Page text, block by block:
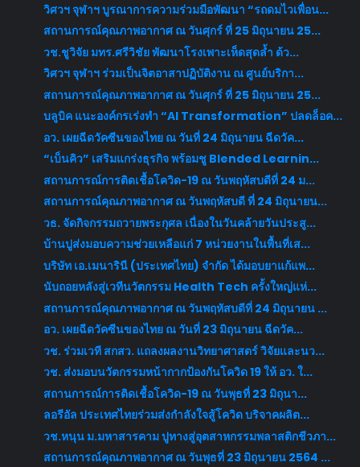
วิศวฯ จุฬาฯ บูรณาการความร่วมมือพัฒนา “รถดมไวเพื่อน...
สถานการณ์คุณภาพอากาศ ณ วันศุกร์ ที่ 25 มิถุนายน 25...
วช.ชูวิจัย มทร.ศรีวิชัย พัฒนาโรงเพาะเห็ดสุดล้ำ ด้ว...
วิศวฯ จุฬาฯ ร่วมเป็นจิตอาสาปฏิบัติงาน ณ ศูนย์บริกา...
สถานการณ์คุณภาพอากาศ ณ วันศุกร์ ที่ 25 มิถุนายน 25...
บลูบิค แนะองค์กรเร่งทำ “AI Transformation” ปลดล็อค...
อว. เผยฉีดวัคซีนของไทย ณ วันที่ 24 มิถุนายน ฉีดวัค...
“เบ็นคิว” เสริมแกร่งธุรกิจ พร้อมชู Blended Learnin...
สถานการณ์การติดเชื้อโควิด-19 ณ วันพฤหัสบดีที่ 24 ม...
สถานการณ์คุณภาพอากาศ ณ วันพฤหัสบดี ที่ 24 มิถุนายน...
วธ. จัดกิจกรรมถวายพระกุศล เนื่องในวันคล้ายวันประสู...
บ้านปูส่งมอบความช่วยเหลือแก่ 7 หน่วยงานในพื้นที่เส...
บริษัท เอ.เมนารินี (ประเทศไทย) จำกัด ได้มอบยาแก้แพ...
นับถอยหลังสู่เวทีนวัตกรรม Health Tech ครั้งใหญ่แห่...
สถานการณ์คุณภาพอากาศ ณ วันพฤหัสบดีที่ 24 มิถุนายน ...
อว. เผยฉีดวัคซีนของไทย ณ วันที่ 23 มิถุนายน ฉีดวัค...
วช. ร่วมเวที สกสว. แถลงผลงานวิทยาศาสตร์ วิจัยและนว...
วช. ส่งมอบนวัตกรรมหน้ากากป้องกันโควิด 19 ให้ อว. ใ...
สถานการณ์การติดเชื้อโควิด-19 ณ วันพุธที่ 23 มิถุนา...
ลอรีอัล ประเทศไทยร่วมส่งกำลังใจสู้โควิด บริจาคผลิต...
วช.หนุน ม.มหาสารคาม ปูทางสู่อุตสาหกรรมพลาสติกชีวภา...
สถานการณ์คุณภาพอากาศ ณ วันพุธที่ 23 มิถุนายน 2564 ...